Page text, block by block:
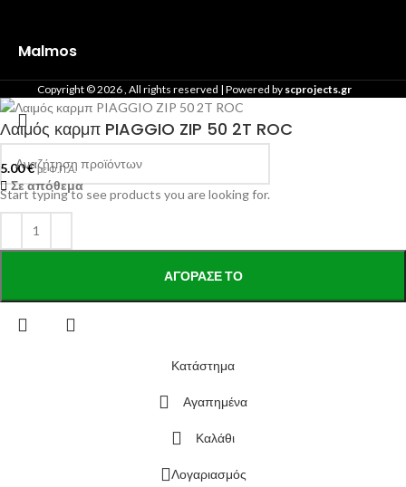
Malmos
Copyright ©2026, All rights reserved | Powered by scprojects.gr
Start typing to see products you are looking for.
Λαιμός καρμπ PIAGGIO ZIP 50 2T ROC
5.00€ με Φ.Π.Α.
Σε απόθεμα
ΑΓΌΡΑΣΕ ΤΟ
Κατάστημα
Αγαπημένα
Καλάθι
Λογαριασμός